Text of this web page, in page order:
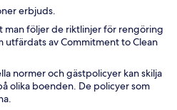
erbjuds.
man följer de riktlinjer för rengöring
utfärdats av Commitment to Clean
normer och gästpolicyer kan skilja
olika boenden. De policyer som